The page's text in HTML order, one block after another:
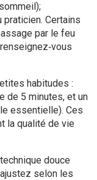
Certains
par le feu
habitudes :
de 5 minutes, et un
essentielle). Ces
la qualité de vie
douce
selon les